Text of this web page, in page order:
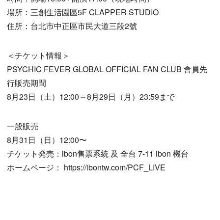
場所：三創生活園區5F CLAPPER STUDIO
住所：台北市中正區市民大道三段2號
＜チケット情報＞
PSYCHIC FEVER GLOBAL OFFICIAL FAN CLUB 會員先
行販売期間
8月23日（土）12:00～8月29日（月）23:59まで
一般販売
8月31日（日）12:00〜
チケット発売：ibon售票系統 及 全台 7-11 ibon 機台
ホームページ： https://ibontw.com/PCF_LIVE